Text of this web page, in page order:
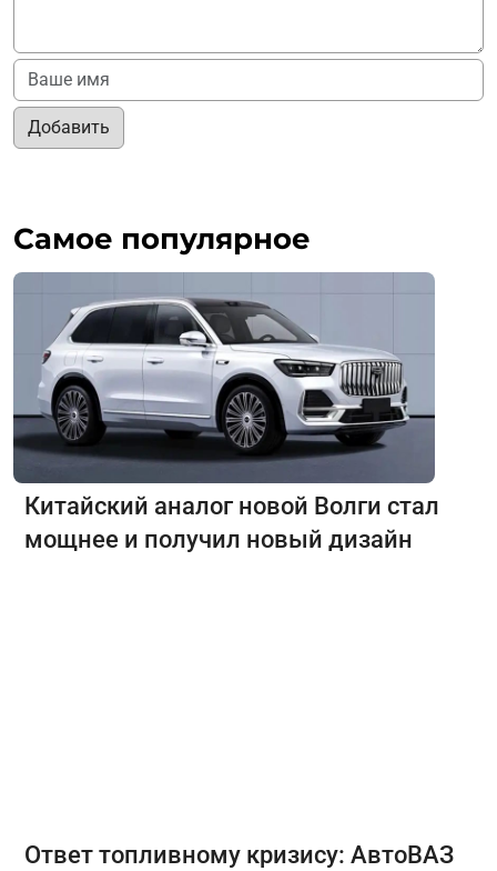
Добавить
Самое популярное
Китайский аналог новой Волги стал
мощнее и получил новый дизайн
Ответ топливному кризису: АвтоВАЗ